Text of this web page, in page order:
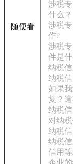
随便看
涉税
什么？
涉税
作?
涉税
件是什
纳税
纳税
如果
复？
纳税
对纳
纳税
纳税
信用